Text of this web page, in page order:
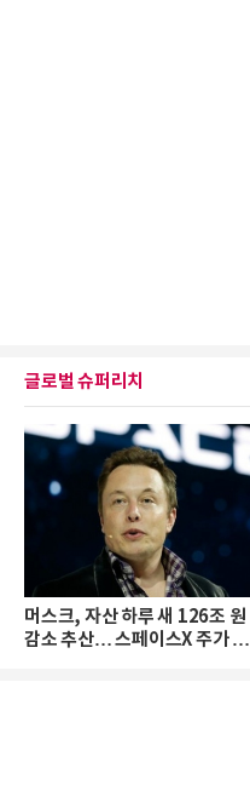
글로벌 슈퍼리치
머스크, 자산 하루 새 126조 원
감소 추산… 스페이스X 주가 하